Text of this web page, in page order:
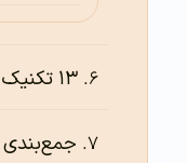
۱۳ تکنیک تولید محتوای ویروسی برای بازاریابی شبکه‌های اجتماعی
جمع‌بندی